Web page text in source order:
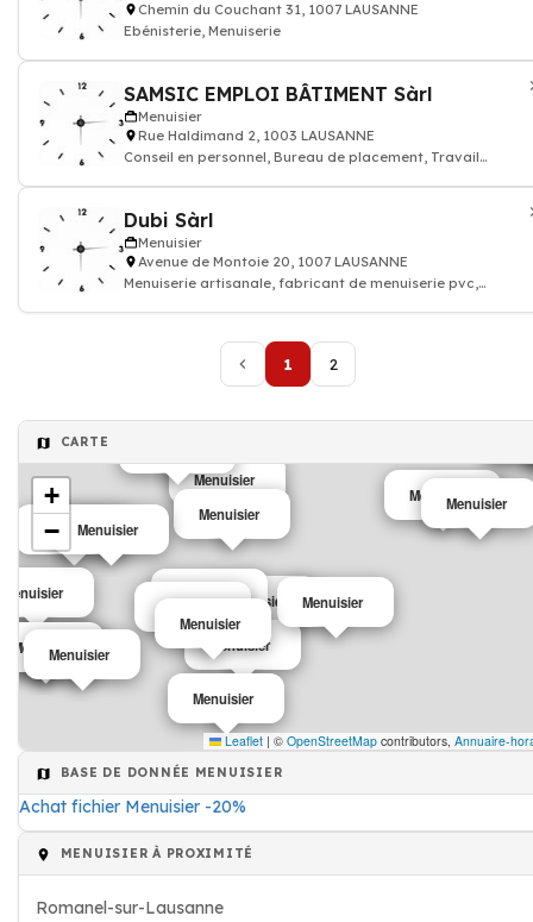
Chemin du Couchant 31, 1007 LAUSANNE
Ebénisterie, Menuiserie
SAMSIC EMPLOI BÂTIMENT Sàrl
Menuisier
Rue Haldimand 2, 1003 LAUSANNE
Conseil en personnel, Bureau de placement, Travail
Dubi Sàrl
Menuisier
Avenue de Montoie 20, 1007 LAUSANNE
Menuiserie artisanale, fabricant de menuiserie pvc,
1 2
CARTE
Menuisier
Menuisier
Menuisier
Menuisier
Menuisier
Menuisier
Menuisier
Menuisier
Menuisier
Menuisier
Menuisier
Menuisier
Menuisier
Menuisier
Menuisier
Menuisier
+
−
Leaflet | © OpenStreetMap contributors, Annuaire-
BASE DE DONNÉE MENUISIER
Achat fichier Menuisier -20%
MENUISIER À PROXIMITÉ
Romanel-sur-Lausanne